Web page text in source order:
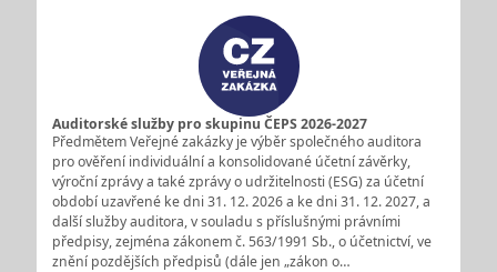
Auditorské služby pro skupinu ČEPS 2026-2027
Předmětem Veřejné zakázky je výběr společného auditora
pro ověření individuální a konsolidované účetní závěrky,
výroční zprávy a také zprávy o udržitelnosti (ESG) za účetní
období uzavřené ke dni 31. 12. 2026 a ke dni 31. 12. 2027, a
další služby auditora, v souladu s příslušnými právními
předpisy, zejména zákonem č. 563/1991 Sb., o účetnictví, ve
znění pozdějších předpisů (dále jen „zákon o…